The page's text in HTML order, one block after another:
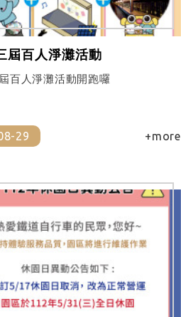
屆百人淨灘活動
百人淨灘活動開跑囉
29 +more